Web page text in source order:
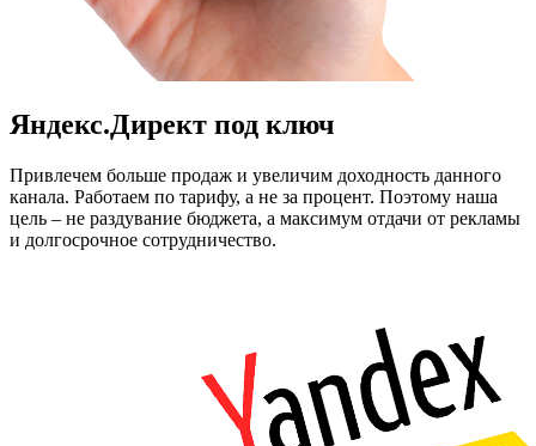
Яндекс.Директ под ключ
Привлечем больше продаж и увеличим доходность данного
канала. Работаем по тарифу, а не за процент. Поэтому наша
цель – не раздувание бюджета, а максимум отдачи от рекламы
и долгосрочное сотрудничество.